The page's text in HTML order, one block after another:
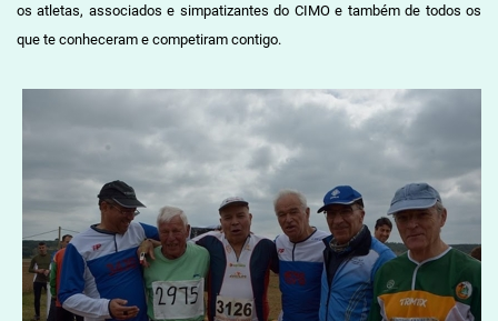
os atletas, associados e simpatizantes do CIMO e também de todos os
que te conheceram e competiram contigo.